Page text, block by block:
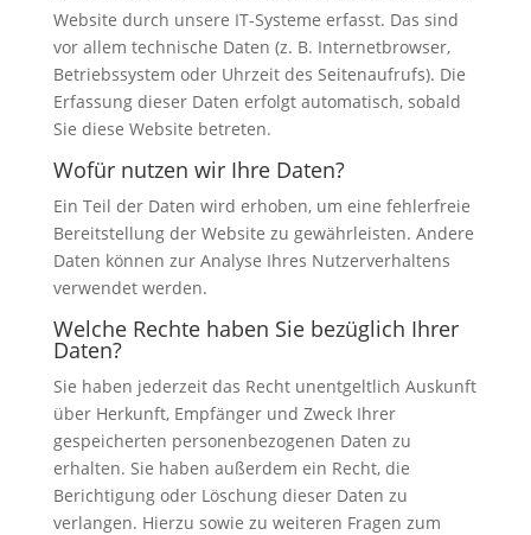
Website durch unsere IT-Systeme erfasst. Das sind
vor allem technische Daten (z. B. Internetbrowser,
Betriebssystem oder Uhrzeit des Seitenaufrufs). Die
Erfassung dieser Daten erfolgt automatisch, sobald
Sie diese Website betreten.
Wofür nutzen wir Ihre Daten?
Ein Teil der Daten wird erhoben, um eine fehlerfreie
Bereitstellung der Website zu gewährleisten. Andere
Daten können zur Analyse Ihres Nutzerverhaltens
verwendet werden.
Welche Rechte haben Sie bezüglich Ihrer
Daten?
Sie haben jederzeit das Recht unentgeltlich Auskunft
über Herkunft, Empfänger und Zweck Ihrer
gespeicherten personenbezogenen Daten zu
erhalten. Sie haben außerdem ein Recht, die
Berichtigung oder Löschung dieser Daten zu
verlangen. Hierzu sowie zu weiteren Fragen zum